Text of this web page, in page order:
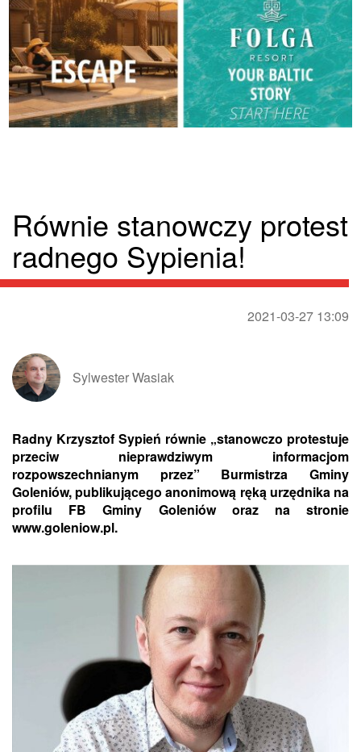
Równie stanowczy protest
radnego Sypienia!
2021-03-27 13:09
Sylwester Wasiak
Radny Krzysztof Sypień równie „stanowczo protestuje
przeciw nieprawdziwym informacjom
rozpowszechnianym przez” Burmistrza Gminy
Goleniów, publikującego anonimową ręką urzędnika na
profilu FB Gminy Goleniów oraz na stronie
www.goleniow.pl.